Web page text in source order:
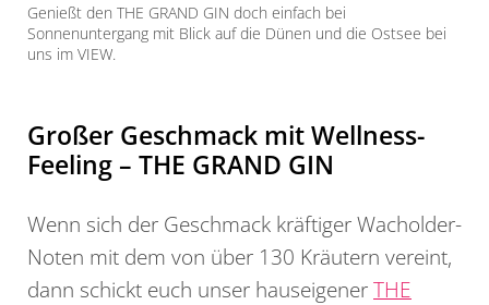
Genießt den THE GRAND GIN doch einfach bei
Sonnenuntergang mit Blick auf die Dünen und die Ostsee bei
uns im VIEW.
Großer Geschmack mit Wellness-
Feeling – THE GRAND GIN
Wenn sich der Geschmack kräftiger Wacholder-
Noten mit dem von über 130 Kräutern vereint,
dann schickt euch unser hauseigenerTHE